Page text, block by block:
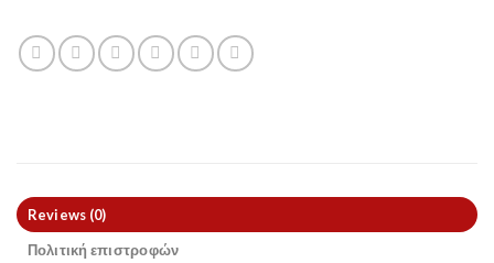
Reviews (0)
Πολιτική επιστροφών